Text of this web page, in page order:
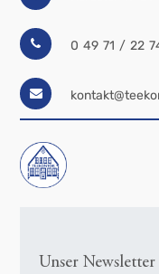
0 49 71 / 22
Unser